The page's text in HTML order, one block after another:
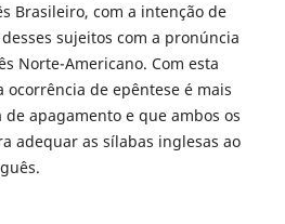
Brasileiro, com a intenção de
sujeitos com a pronúncia
Norte-Americano. Com esta
ocorrência de epêntese é mais
apagamento e que ambos os
adequar as sílabas inglesas ao